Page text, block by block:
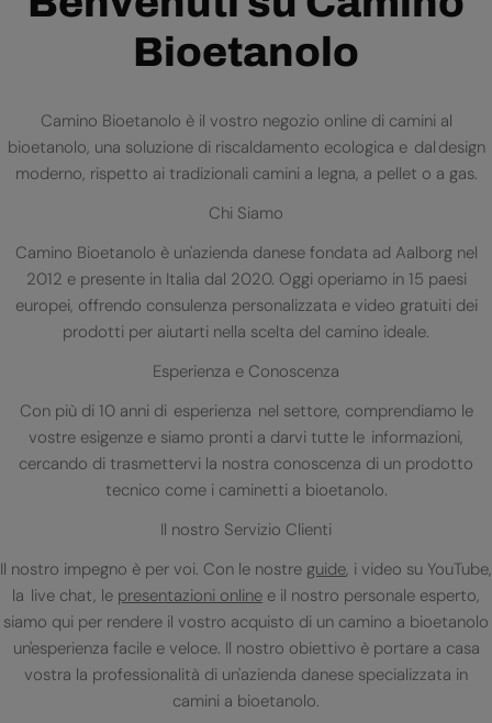
Bioetanolo
Camino Bioetanolo è il vostro negozio online di camini al
bioetanolo, una soluzione di riscaldamento ecologica e dal design
moderno, rispetto ai tradizionali camini a legna, a pellet o a gas.
Chi Siamo
Camino Bioetanolo è un'azienda danese fondata ad Aalborg nel
2012 e presente in Italia dal 2020. Oggi operiamo in 15 paesi
europei, offrendo consulenza personalizzata e video gratuiti dei
prodotti per aiutarti nella scelta del camino ideale.
Esperienza e Conoscenza
Con più di 10 anni di esperienza nel settore, comprendiamo le
vostre esigenze e siamo pronti a darvi tutte le informazioni,
cercando di trasmettervi la nostra conoscenza di un prodotto
tecnico come i caminetti a bioetanolo.
Il nostro Servizio Clienti
Il nostro impegno è per voi. Con le nostre guide, i video su YouTube,
la live chat, le presentazioni online e il nostro personale esperto,
siamo qui per rendere il vostro acquisto di un camino a bioetanolo
un'esperienza facile e veloce. Il nostro obiettivo è portare a casa
vostra la professionalità di un'azienda danese specializzata in
camini a bioetanolo.